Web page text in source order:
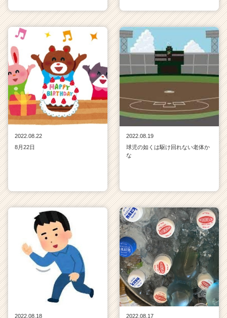
2022.08.22
8月22日
2022.08.19
球児の如くは駆け回れない老体か
な
2022.08.18
2022.08.17